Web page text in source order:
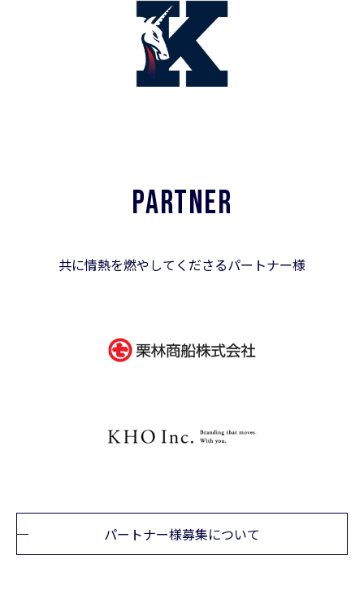
PARTNER
共に情熱を燃やしてくださるパートナー様
パートナー様募集について